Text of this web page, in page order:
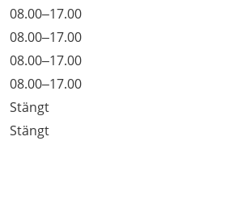
08.00–17.00
08.00–17.00
08.00–17.00
08.00–17.00
Stängt
Stängt